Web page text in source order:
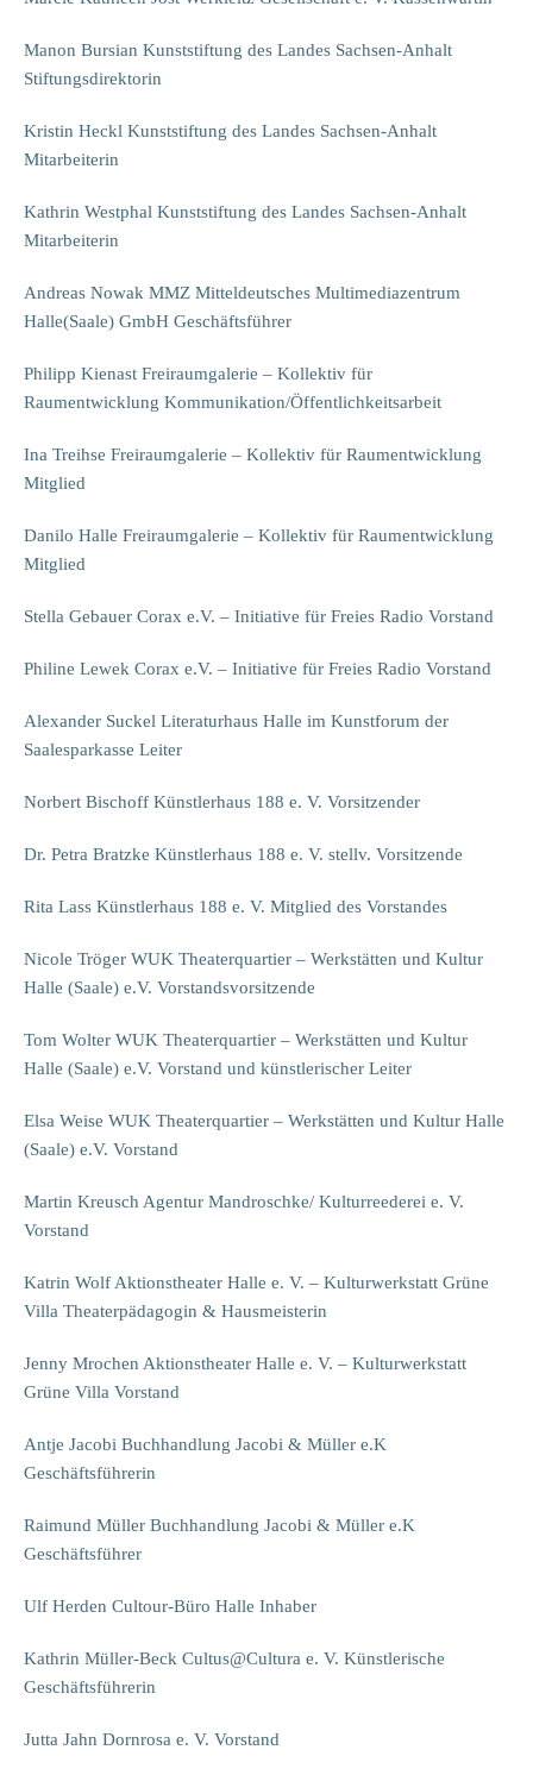
Manon Bursian Kunststiftung des Landes Sachsen-Anhalt
Stiftungsdirektorin
Kristin Heckl Kunststiftung des Landes Sachsen-Anhalt
Mitarbeiterin
Kathrin Westphal Kunststiftung des Landes Sachsen-Anhalt
Mitarbeiterin
Andreas Nowak MMZ Mitteldeutsches Multimediazentrum
Halle(Saale) GmbH Geschäftsführer
Philipp Kienast Freiraumgalerie – Kollektiv für
Raumentwicklung Kommunikation/Öffentlichkeitsarbeit
Ina Treihse Freiraumgalerie – Kollektiv für Raumentwicklung
Mitglied
Danilo Halle Freiraumgalerie – Kollektiv für Raumentwicklung
Mitglied
Stella Gebauer Corax e.V. – Initiative für Freies Radio Vorstand
Philine Lewek Corax e.V. – Initiative für Freies Radio Vorstand
Alexander Suckel Literaturhaus Halle im Kunstforum der
Saalesparkasse Leiter
Norbert Bischoff Künstlerhaus 188 e. V. Vorsitzender
Dr. Petra Bratzke Künstlerhaus 188 e. V. stellv. Vorsitzende
Rita Lass Künstlerhaus 188 e. V. Mitglied des Vorstandes
Nicole Tröger WUK Theaterquartier – Werkstätten und Kultur
Halle (Saale) e.V. Vorstandsvorsitzende
Tom Wolter WUK Theaterquartier – Werkstätten und Kultur
Halle (Saale) e.V. Vorstand und künstlerischer Leiter
Elsa Weise WUK Theaterquartier – Werkstätten und Kultur Halle
(Saale) e.V. Vorstand
Martin Kreusch Agentur Mandroschke/ Kulturreederei e. V.
Vorstand
Katrin Wolf Aktionstheater Halle e. V. – Kulturwerkstatt Grüne
Villa Theaterpädagogin & Hausmeisterin
Jenny Mrochen Aktionstheater Halle e. V. – Kulturwerkstatt
Grüne Villa Vorstand
Antje Jacobi Buchhandlung Jacobi & Müller e.K
Geschäftsführerin
Raimund Müller Buchhandlung Jacobi & Müller e.K
Geschäftsführer
Ulf Herden Cultour-Büro Halle Inhaber
Kathrin Müller-Beck Cultus@Cultura e. V. Künstlerische
Geschäftsführerin
Jutta Jahn Dornrosa e. V. Vorstand